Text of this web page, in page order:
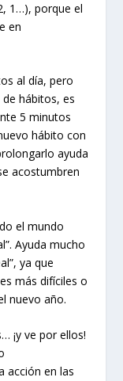
1…), porque el
en
al día, pero
hábitos, es
5 minutos
hábito con
ayuda
acostumbren
el mundo
Ayuda mucho
ya que
más difíciles o
nuevo año.
¡y ve por ellos!
acción en las